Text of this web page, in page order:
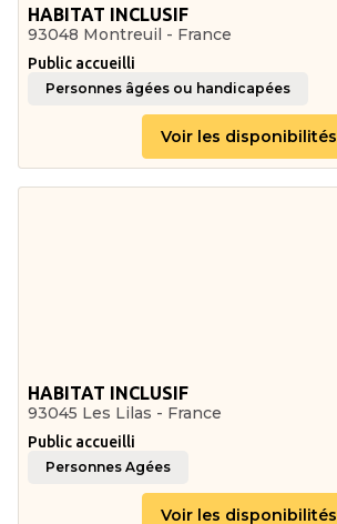
HABITAT INCLUSIF
93048 Montreuil - France
Public accueilli
Personnes âgées ou handicapées
Voir les disponibilités
HABITAT INCLUSIF
93045 Les Lilas - France
Public accueilli
Personnes Agées
Voir les disponibilités